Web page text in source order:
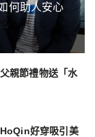
何助人安心
親節禮物送「水
好穿吸引美